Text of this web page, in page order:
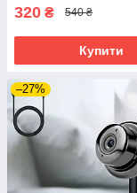
320 ₴ 540 ₴
Купити
–27%